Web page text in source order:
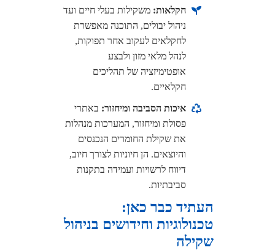
חקלאות: משקילות בעלי חיים ועד
ניהול יבולים, התוכנה מאפשרת
לחקלאים לעקוב אחר תפוקות,
לנהל מלאי מזון ולבצע
אופטימיזציה של תהליכים
חקלאיים.
איכות הסביבה ומיחזור: באתרי
פסולת ומיחזור, המערכות מנהלות
את שקילת החומרים הנכנסים
והיוצאים. הן חיוניות לצורך חיוב,
דיווח לרשויות ועמידה בתקנות
סביבתיות.
העתיד כבר כאן:
טכנולוגיות וחידושים בניהול
שקילה